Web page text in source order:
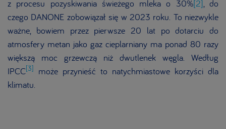
z procesu pozyskiwania świeżego mlekao 30%[2], do
czego DANONE zobowiązał się w 2023 roku. To niezwykle
ważne, bowiem przez pierwsze 20 lat po dotarciu do
atmosfery metan jako gaz cieplarniany ma ponad 80 razy
większą moc grzewczą niż dwutlenek węgla. Według
IPCC[3]
może przynieść to natychmiastowe korzyści dla
klimatu.